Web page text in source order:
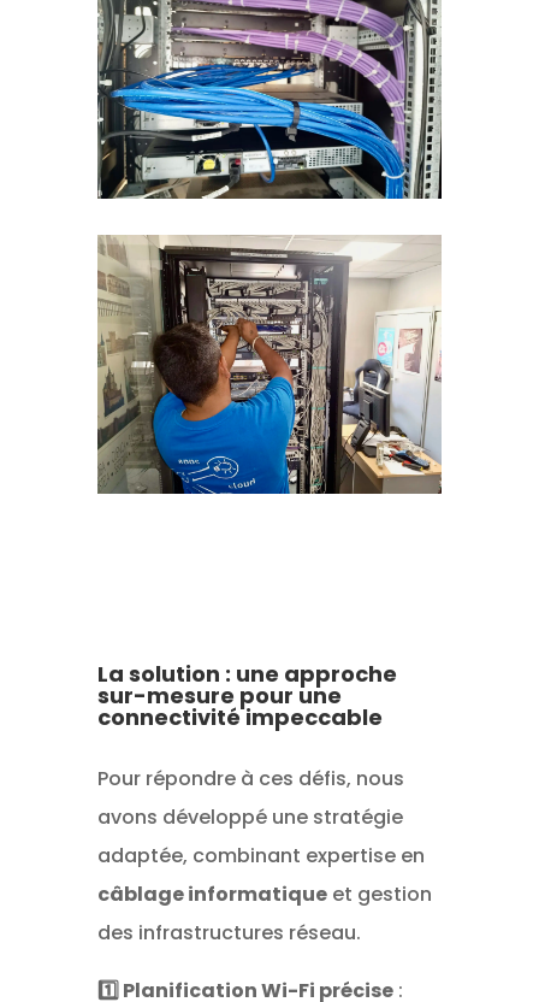
La solution : une approche
sur-mesure pour une
connectivité impeccable
Pour répondre à ces défis, nous
avons développé une stratégie
adaptée, combinant expertise en
câblage informatiqueet gestion
des infrastructures réseau.
1️⃣ Planification Wi-Fi précise: